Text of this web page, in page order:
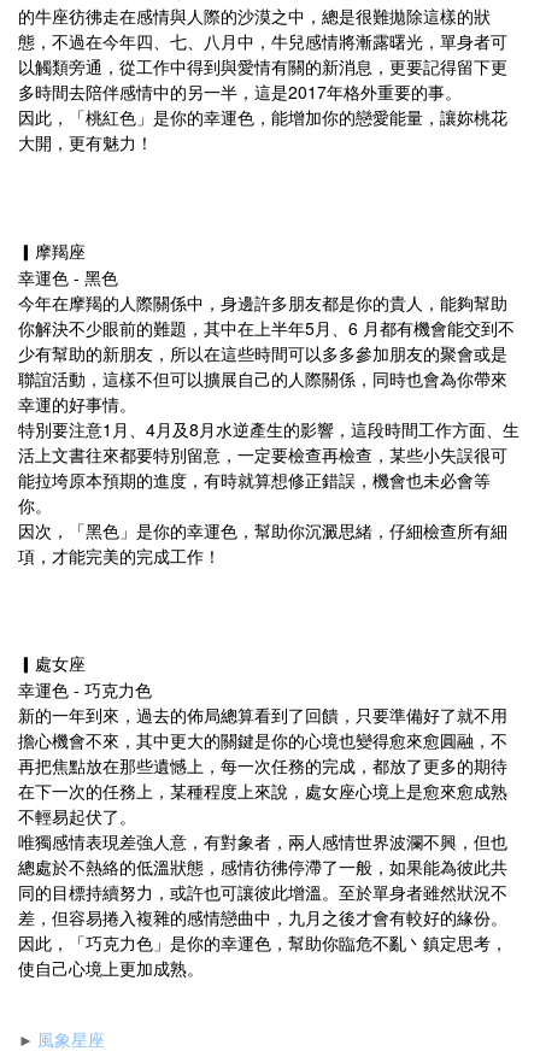
的牛座彷彿走在感情與人際的沙漠之中，總是很難拋除這樣的狀
態，不過在今年四、七、八月中，牛兒感情將漸露曙光，單身者可
以觸類旁通，從工作中得到與愛情有關的新消息，更要記得留下更
多時間去陪伴感情中的另一半，這是2017年格外重要的事。
因此，「桃紅色」是你的幸運色，能增加你的戀愛能量，讓妳桃花
大開，更有魅力！
▎摩羯座
幸運色 - 黑色
今年在摩羯的人際關係中，身邊許多朋友都是你的貴人，能夠幫助
你解決不少眼前的難題，其中在上半年5月、6 月都有機會能交到不
少有幫助的新朋友，所以在這些時間可以多多參加朋友的聚會或是
聯誼活動，這樣不但可以擴展自己的人際關係，同時也會為你帶來
幸運的好事情。
特別要注意1月、4月及8月水逆產生的影響，這段時間工作方面、生
活上文書往來都要特別留意，一定要檢查再檢查，某些小失誤很可
能拉垮原本預期的進度，有時就算想修正錯誤，機會也未必會等
你。
因次，「黑色」是你的幸運色，幫助你沉澱思緒，仔細檢查所有細
項，才能完美的完成工作！
▎處女座
幸運色 - 巧克力色
新的一年到來，過去的佈局總算看到了回饋，只要準備好了就不用
擔心機會不來，其中更大的關鍵是你的心境也變得愈來愈圓融，不
再把焦點放在那些遺憾上，每一次任務的完成，都放了更多的期待
在下一次的任務上，某種程度上來說，處女座心境上是愈來愈成熟
不輕易起伏了。
唯獨感情表現差強人意，有對象者，兩人感情世界波瀾不興，但也
總處於不熱絡的低溫狀態，感情彷彿停滯了一般，如果能為彼此共
同的目標持續努力，或許也可讓彼此增溫。至於單身者雖然狀況不
差，但容易捲入複雜的感情戀曲中，九月之後才會有較好的緣份。
因此，「巧克力色」是你的幸運色，幫助你臨危不亂丶鎮定思考，
使自己心境上更加成熟。
► 風象星座